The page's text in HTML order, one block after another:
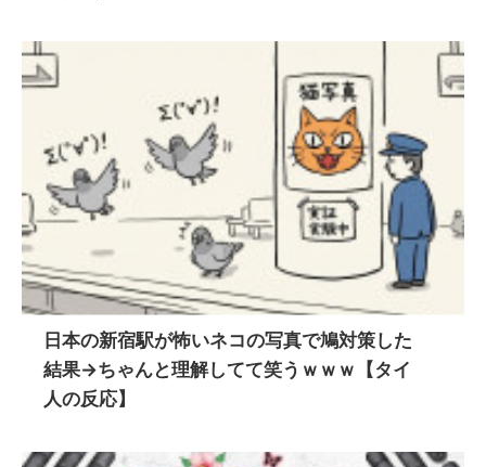
日本の新宿駅が怖いネコの写真で鳩対策した
結果→ちゃんと理解してて笑うｗｗｗ【タイ
人の反応】